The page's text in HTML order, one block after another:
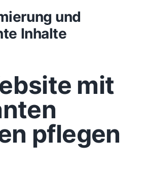
und
Inhalte
mit
pflegen